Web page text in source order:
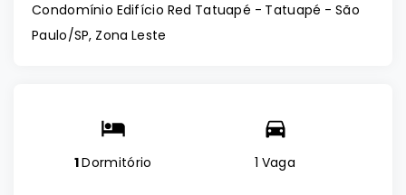
Condomínio Edifício Red Tatuapé - Tatuapé - São
Paulo/SP, Zona Leste
1Dormitório 1 Vaga